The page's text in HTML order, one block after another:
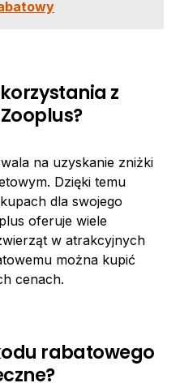
z
na uzyskanie zniżki
Dzięki temu
dla swojego
oferuje wiele
w atrakcyjnych
można kupić
cenach.
rabatowego